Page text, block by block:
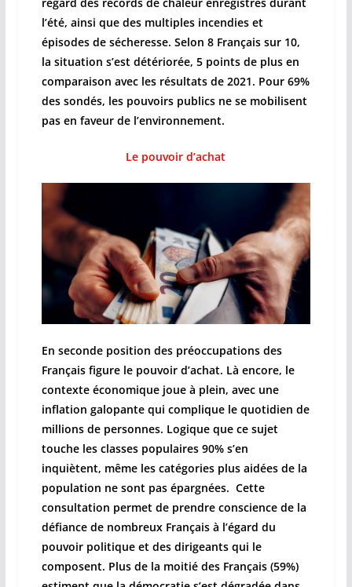
l’été, ainsi que des multiples incendies et
épisodes de sécheresse. Selon 8 Français sur 10,
la situation s’est détériorée, 5 points de plus en
comparaison avec les résultats de 2021. Pour 69%
des sondés, les pouvoirs publics ne se mobilisent
pas en faveur de l’environnement.
Le pouvoir d’achat
En seconde position des préoccupations des
Français figure le pouvoir d’achat. Là encore, le
contexte économique joue à plein, avec une
inflation galopante qui complique le quotidien de
millions de personnes. Logique que ce sujet
touche les classes populaires 90% s’en
inquiètent, même les catégories plus aidées de la
population ne sont pas épargnées. Cette
consultation permet de prendre conscience de la
défiance de nombreux Français à l’égard du
pouvoir politique et des dirigeants qui le
composent. Plus de la moitié des Français (59%)